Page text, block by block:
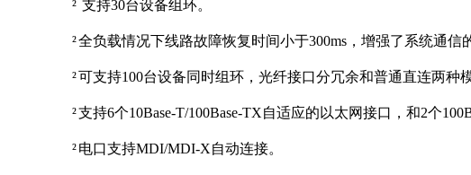
² 支持30台设备组环。
²全负载情况下线路故障恢复时间小于300ms，增强了系统通信
²可支持100台设备同时组环，光纤接口分冗余和普通直连两种
²支持6个10Base-T/100Base-TX自适应的以太网接口，和2个
²电口支持MDI/MDI-X自动连接。